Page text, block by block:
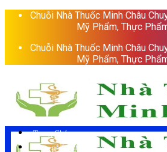
Skip
Chuỗi Nhà Thuốc Minh Châu
Mỹ Phẩm, Thực
Chuỗi Nhà Thuốc Minh Châu
Mỹ Phẩm, Thực
Trang Chủ
Thực phẩm chức năng